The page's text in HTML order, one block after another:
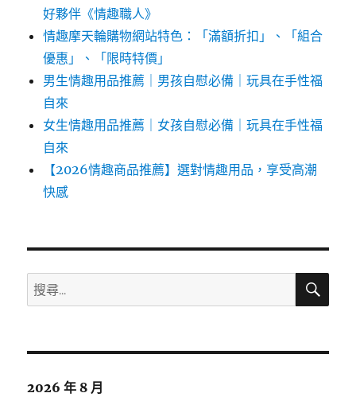
好夥伴《情趣職人》
情趣摩天輪購物網站特色：「滿額折扣」、「組合
優惠」、「限時特價」
男生情趣用品推薦｜男孩自慰必備｜玩具在手性福
自來
女生情趣用品推薦｜女孩自慰必備｜玩具在手性福
自來
【2026情趣商品推薦】選對情趣用品，享受高潮
快感
搜
尋
鍵
搜
2026 年 8 月